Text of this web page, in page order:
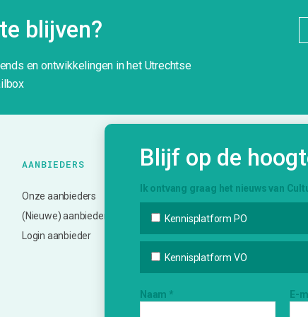
blijven?
en ontwikkelingen in het Utrechtse
AANBIEDERS
Onze aanbieders
(Nieuwe) aanbieder?
Login aanbieder
ONZE
Evalueren en monitoren
Blijf op de
Ik ontvang graag het nieuws van
Kennisplatform PO
Kennisplatform VO
Naam * E-